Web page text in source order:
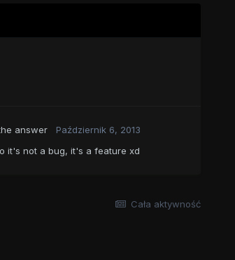
answer
Październik 6, 2013
it's not a bug, it's a feature xd
Cała aktywność